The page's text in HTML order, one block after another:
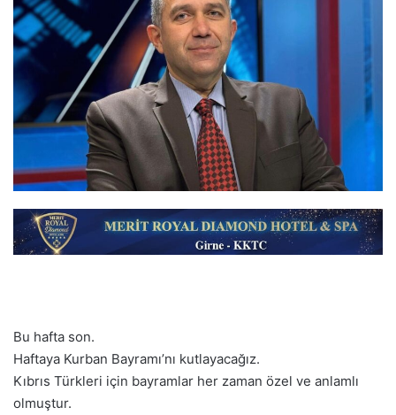
Bu hafta son.
Haftaya Kurban Bayramı’nı kutlayacağız.
Kıbrıs Türkleri için bayramlar her zaman özel ve anlamlı
olmuştur.